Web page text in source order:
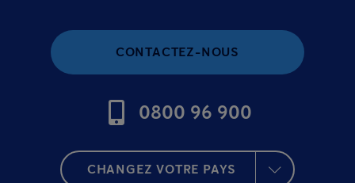
CONTACTEZ-NOUS
0800 96 900
CHANGEZ VOTRE PAYS